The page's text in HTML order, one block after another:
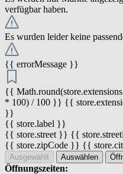
verfügbar haben.
Es wurden leider keine
{{ errorMessage }}
{{
* 100) / 100 }} {{
}}
{{ store.label }}
{{ store.street }} {{
{{ store.zipCode }} {{
Ausgewählt Auswählen
Öffnungszeiten: